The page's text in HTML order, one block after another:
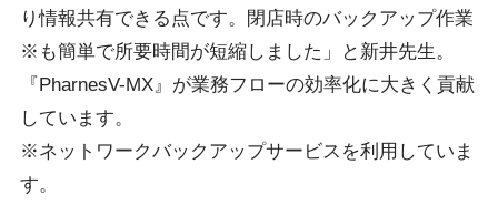
り情報共有できる点です。閉店時のバックアップ作業
※も簡単で所要時間が短縮しました」と新井先生。
『PharnesV-MX』が業務フローの効率化に大きく貢献
しています。
※ネットワークバックアップサービスを利用していま
す。